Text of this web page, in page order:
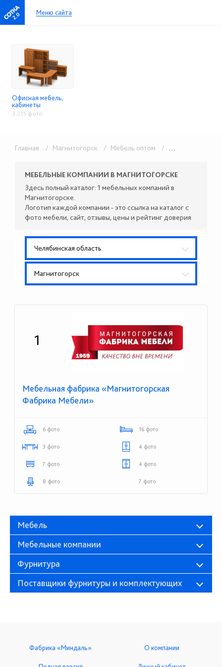
2.0 Меню сайта
Офисная мебель,
кабинеты
3 215 фото
Главная / Магнитогорск / Мебель оптом / Офисная мебель, кабинеты
МЕБЕЛЬНЫЕ КОМПАНИИ В МАГНИТОГОРСКЕ
Здесь полный каталог: 1 мебельных компаний в
Магнитогорске.
Логотип каждой компании - это ссылка на каталог с
фото мебели, сайт, отзывы, цены и рейтинг доверия
Челябинская область
Магнитогорск
1
Мебельная фабрика «Магнитогорская
Фабрика Мебели»
6 фото 16 фото
3 фото 4 фото
7 фото 4 фото
8 фото 7 фото
Мебель
Мебельные компании
Фурнитура
Поставщики фурнитуры и комплектующих
Фабрика «Миндаль» О компании